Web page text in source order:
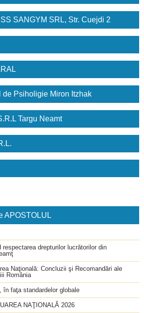
SANGYM SRL, Str. Cuejdi 2
Psiholigie Miron Itzhak
Targu Neamt
APOSTOLUL
respectarea drepturilor lucrătorilor din
Naţională: Concluzii şi Recomandări ale
România
în faţa standardelor globale
NAŢIONALĂ 2026